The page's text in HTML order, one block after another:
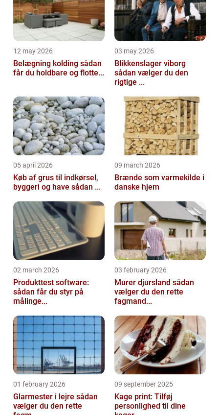
12 may 2026
Belægning kolding sådan
får du holdbare og flotte...
03 may 2026
Blikkenslager viborg
sådan vælger du den
rigtige ...
05 april 2026
Køb af grus til indkørsel,
byggeri og have sådan ...
09 march 2026
Brænde som varmekilde i
danske hjem
02 march 2026
Produkttest software:
sådan får du styr på
målinge...
03 february 2026
Murer djursland sådan
vælger du den rette
fagmand...
01 february 2026
Glarmester i lejre sådan
vælger du den rette
09 september 2025
Kage print: Tilføj
personlighed til dine